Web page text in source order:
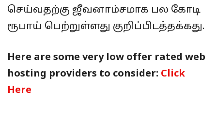
செய்வதற்கு ஜீவனாம்சமாக பல கோடி
ரூபாய் பெற்றுள்ளது குறிப்பிடத்தக்கது.
Here are some very low offer rated web
hosting providers to consider: Click
Here